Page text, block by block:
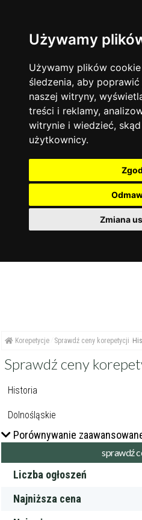
Używamy
Używamy plików
śledzenia, aby
naszej witryny,
treści i reklamy,
witrynie i wiedzieć,
użytkownicy.
Zmiana
Język angielski
Matematyka
Chemia
Język
Język polski
Fizyka
Język francuski
zakres dni
Wtorek
Środa
Czwartek
Piątek
Sobota
Niedziela
więcej filtrów
Korepetycje Sprawdź ceny korepetycji
Sprawdź ceny
Porównywanie
Liczba ogłoszeń
Najniższa cena